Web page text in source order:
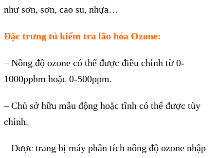
như sơn, sơn, cao su, nhựa…
Đặc trưng tủ kiểm tra lão hóa Ozone:
–Nồng độ ozone có thể được điều chỉnh từ 0-
1000pphm hoặc 0-500ppm.
–Chủ sở hữu mẫu động hoặc tĩnh có thể được tùy
chỉnh.
–Được trang bị máy phân tích nồng độ ozone nhập